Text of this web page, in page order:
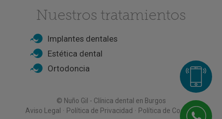
Nuestros tratamientos
Implantes dentales
Estética dental
Ortodoncia
© Nuño Gil - Clínica dental en Burgos
Aviso Legal · Política de Privacidad · Política de Cookies